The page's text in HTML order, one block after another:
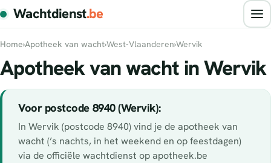
Wachtdienst.be
Home›Apotheek van wacht›West-Vlaanderen›Wervik
Apotheek van wacht in Wervik
Voor postcode 8940 (Wervik):
In Wervik (postcode 8940) vind je de apotheek van
wacht (’s nachts, in het weekend en op feestdagen)
via de officiële wachtdienst op apotheek.be